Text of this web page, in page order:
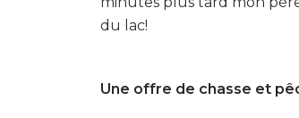
du lac!
Une offre de chasse et